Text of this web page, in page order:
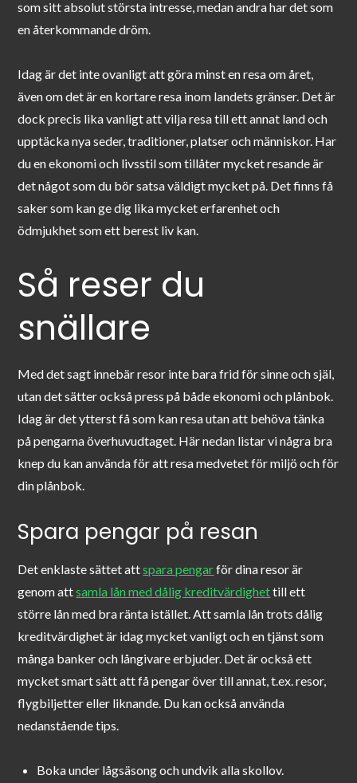
som sitt absolut största intresse, medan andra har det som
en återkommande dröm.
Idag är det inte ovanligt att göra minst en resa om året,
även om det är en kortare resa inom landets gränser. Det är
dock precis lika vanligt att vilja resa till ett annat land och
upptäcka nya seder, traditioner, platser och människor. Har
du en ekonomi och livsstil som tillåter mycket resande är
det något som du bör satsa väldigt mycket på. Det finns få
saker som kan ge dig lika mycket erfarenhet och
ödmjukhet som ett berest liv kan.
Så reser du
snällare
Med det sagt innebär resor inte bara frid för sinne och själ,
utan det sätter också press på både ekonomi och plånbok.
Idag är det ytterst få som kan resa utan att behöva tänka
på pengarna överhuvudtaget. Här nedan listar vi några bra
knep du kan använda för att resa medvetet för miljö och för
din plånbok.
Spara pengar på resan
Det enklaste sättet attspara pengarför dina resor är
genom attsamla lån med dålig kreditvärdighettill ett
större lån med bra ränta istället. Att samla lån trots dålig
kreditvärdighet är idag mycket vanligt och en tjänst som
många banker och långivare erbjuder. Det är också ett
mycket smart sätt att få pengar över till annat, t.ex. resor,
flygbiljetter eller liknande. Du kan också använda
nedanstående tips.
Boka under lågsäsong och undvik alla skollov.